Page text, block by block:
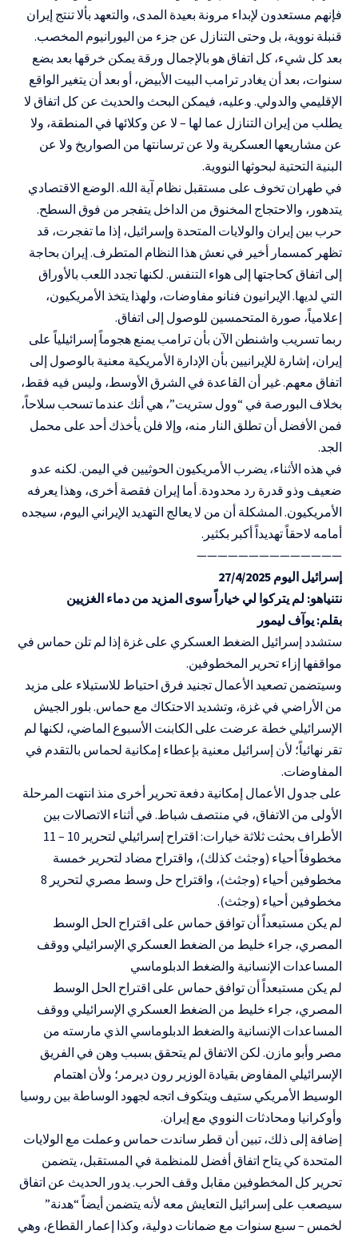
فإنهم مستعدون لإبداء مرونة بعيدة المدى، والتعهد بألا تنتج إيران
قنبلة نووية، بل وحتى التنازل عن جزء من اليورانيوم المخصب.
بعد كل شيء، كل اتفاق هو بالإجمال ورقة يمكن خرقها بعد بضع
سنوات، بعد أن يغادر ترامب البيت الأبيض، أو بعد أن يتغير الواقع
الإقليمي والدولي. وعليه، فيمكن البحث والحديث عن كل اتفاق لا
يطلب من إيران التنازل عما لها – لا عن وكلائها في المنطقة، ولا
عن مشاريعها العسكرية ولا عن ترسانتها من الصواريخ ولا عن
البنية التحتية لبحوثها النووية.
في طهران تخوف على مستقبل نظام آية الله. الوضع الاقتصادي
يتدهور، والاحتجاج المخنوق من الداخل يتفجر من فوق السطح.
حرب بين إيران والولايات المتحدة وإسرائيل، إذا ما تفجرت، قد
تظهر كمسمار أخير في نعش هذا النظام المتطرف. إيران بحاجة
إلى اتفاق كحاجتها إلى هواء التنفس. لكنها تجدد اللعب بالأوراق
التي لديها. الإيرانيون فنانو مفاوضات، ولهذا يتخذ الأمريكيون،
إعلامياً، صورة المتحمسين للوصول إلى اتفاق.
ربما تسريب واشنطن الآن بأن ترامب يمنع هجوماً إسرائيلياً على
إيران، إشارة للإيرانيين بأن الإدارة الأمريكية معنية بالوصول إلى
اتفاق معهم. غير أن القاعدة في الشرق الأوسط، وليس فيه فقط،
بخلاف البورصة في “وول ستريت”، هي أنك عندما تسحب سلاحاً،
فمن الأفضل أن تطلق النار منه، وإلا فلن يأخذك أحد على محمل
الجد.
في هذه الأثناء، يضرب الأمريكيون الحوثيين في اليمن. لكنه عدو
ضعيف وذو قدرة رد محدودة. أما إيران فقصة أخرى، وهذا يعرفه
الأمريكيون. المشكلة أن من لا يعالج التهديد الإيراني اليوم، سيجده
أمامه لاحقاً تهديداً أكبر بكثير.
——————————————
إسرائيل اليوم 27/4/2025
نتنياهو: لم يتركوا لي خياراً سوى المزيد من دماء الغزيين
بقلم: يوآف ليمور
ستشدد إسرائيل الضغط العسكري على غزة إذا لم تلن حماس في
مواقفها إزاء تحرير المخطوفين.
وسيتضمن تصعيد الأعمال تجنيد فرق احتياط للاستيلاء على مزيد
من الأراضي في غزة، وتشديد الاحتكاك مع حماس. بلور الجيش
الإسرائيلي خطة عرضت على الكابنت الأسبوع الماضي، لكنها لم
تقر نهائياً؛ لأن إسرائيل معنية بإعطاء إمكانية لحماس بالتقدم في
المفاوضات.
على جدول الأعمال إمكانية دفعة تحرير أخرى منذ انتهت المرحلة
الأولى من الاتفاق، في منتصف شباط. في أثناء الاتصالات بين
الأطراف بحثت ثلاثة خيارات: اقتراح إسرائيلي لتحرير 10 – 11
مخطوفاً أحياء (وجثث كذلك)، واقتراح مضاد لتحرير خمسة
مخطوفين أحياء (وجثث)، واقتراح حل وسط مصري لتحرير 8
مخطوفين أحياء (وجثث).
لم يكن مستبعداً أن توافق حماس على اقتراح الحل الوسط
المصري، جراء خليط من الضغط العسكري الإسرائيلي ووقف
المساعدات الإنسانية والضغط الدبلوماسي
لم يكن مستبعداً أن توافق حماس على اقتراح الحل الوسط
المصري، جراء خليط من الضغط العسكري الإسرائيلي ووقف
المساعدات الإنسانية والضغط الدبلوماسي الذي مارسته من
مصر وأبو مازن. لكن الاتفاق لم يتحقق بسبب وهن في الفريق
الإسرائيلي المفاوض بقيادة الوزير رون ديرمر؛ ولأن اهتمام
الوسيط الأمريكي ستيف ويتكوف اتجه لجهود الوساطة بين روسيا
وأوكرانيا ومحادثات النووي مع إيران.
إضافة إلى ذلك، تبين أن قطر ساندت حماس وعملت مع الولايات
المتحدة كي يتاح اتفاق أفضل للمنظمة في المستقبل، يتضمن
تحرير كل المخطوفين مقابل وقف الحرب. يدور الحديث عن اتفاق
سيصعب على إسرائيل التعايش معه لأنه يتضمن أيضاً “هدنة”
لخمس – سبع سنوات مع ضمانات دولية، وكذا إعمار القطاع، وهي